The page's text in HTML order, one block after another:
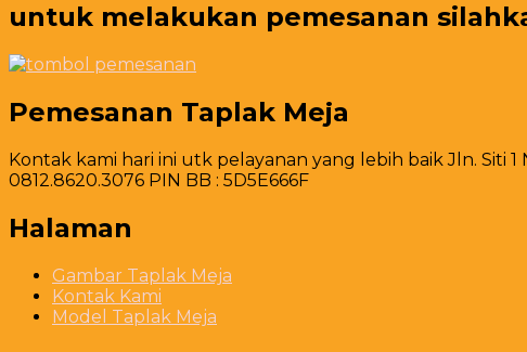
untuk melakukan pemesanan
Pemesanan Taplak Meja
Kontak kami hari ini utk pelayanan yang lebih baik Jln. Siti 1
0812.8620.3076 PIN BB : 5D5E666F
Halaman
Gambar Taplak Meja
Kontak Kami
Model Taplak Meja